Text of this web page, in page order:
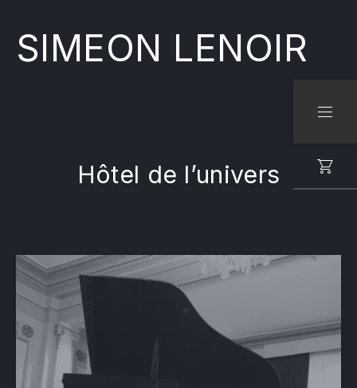
SIMEON LENOIR
Hôtel de l’univers